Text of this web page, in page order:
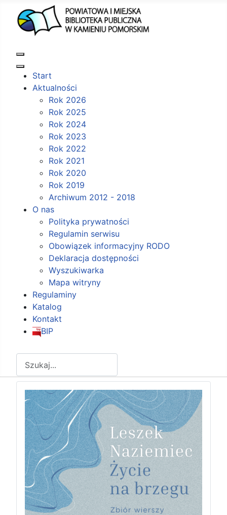
Start
Aktualności
Rok 2026
Rok 2025
Rok 2024
Rok 2023
Rok 2022
Rok 2021
Rok 2020
Rok 2019
Archiwum 2012 - 2018
O nas
Polityka prywatności
Regulamin serwisu
Obowiązek informacyjny RODO
Deklaracja dostępności
Wyszukiwarka
Mapa witryny
Regulaminy
Katalog
Kontakt
BIP